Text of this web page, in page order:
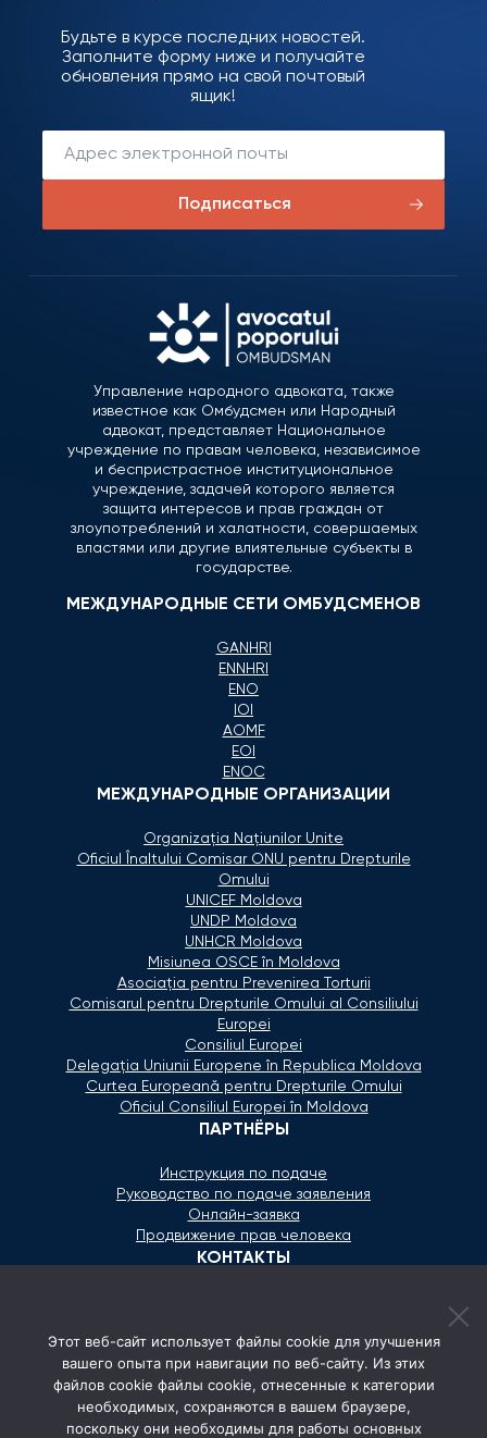
Будьте в курсе последних новостей.
Заполните форму ниже и получайте
обновления прямо на свой почтовый
ящик!
Подписаться
Управление народного адвоката, также
известное как Омбудсмен или Народный
адвокат, представляет Национальное
учреждение по правам человека, независимое
и беспристрастное институциональное
учреждение, задачей которого является
защита интересов и прав граждан от
злоупотреблений и халатности, совершаемых
властями или другие влиятельные субъекты в
государстве.
МЕЖДУНАРОДНЫЕ СЕТИ ОМБУДСМЕНОВ
GANHRI
ENNHRI
ENO
IOI
AOMF
EOI
ENOC
МЕЖДУНАРОДНЫЕ ОРГАНИЗАЦИИ
Organizaţia Naţiunilor Unite
Oficiul Înaltului Comisar ONU pentru Drepturile
Omului
UNICEF Moldova
UNDP Moldova
UNHCR Moldova
Misiunea OSCE în Moldova
Asociaţia pentru Prevenirea Torturii
Comisarul pentru Drepturile Omului al Consiliului
Europei
Consiliul Europei
Delegaţia Uniunii Europene în Republica Moldova
Curtea Europeană pentru Drepturile Omului
Oficiul Consiliul Europei în Moldova
ПАРТНЁРЫ
Инструкция по подаче
Руководство по подаче заявления
Онлайн-заявка
Продвижение прав человека
КОНТАКТЫ
secretariat@ombudsman.md
Улица Каля Ешилор 11/3, Кишинёв
Понедельник - Пятница: 08:00 - 17:00
Этот веб-сайт использует файлы cookie для улучшения
вашего опыта при навигации по веб-сайту. Из этих
файлов cookie файлы cookie, отнесенные к категории
необходимых, сохраняются в вашем браузере,
поскольку они необходимы для работы основных